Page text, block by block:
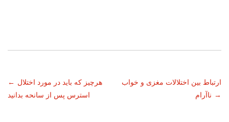
ناوبری
نوشته
← هرچیز که باید در مورد اختلال
استرس پس از سانحه بدانید
ارتباط بین اختلالات مغزی و خواب
ناآرام →